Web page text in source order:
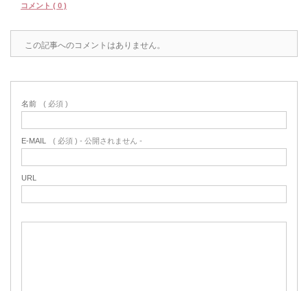
コメント ( 0 )
この記事へのコメントはありません。
名前 ( 必須 )
E-MAIL ( 必須 ) - 公開されません -
URL